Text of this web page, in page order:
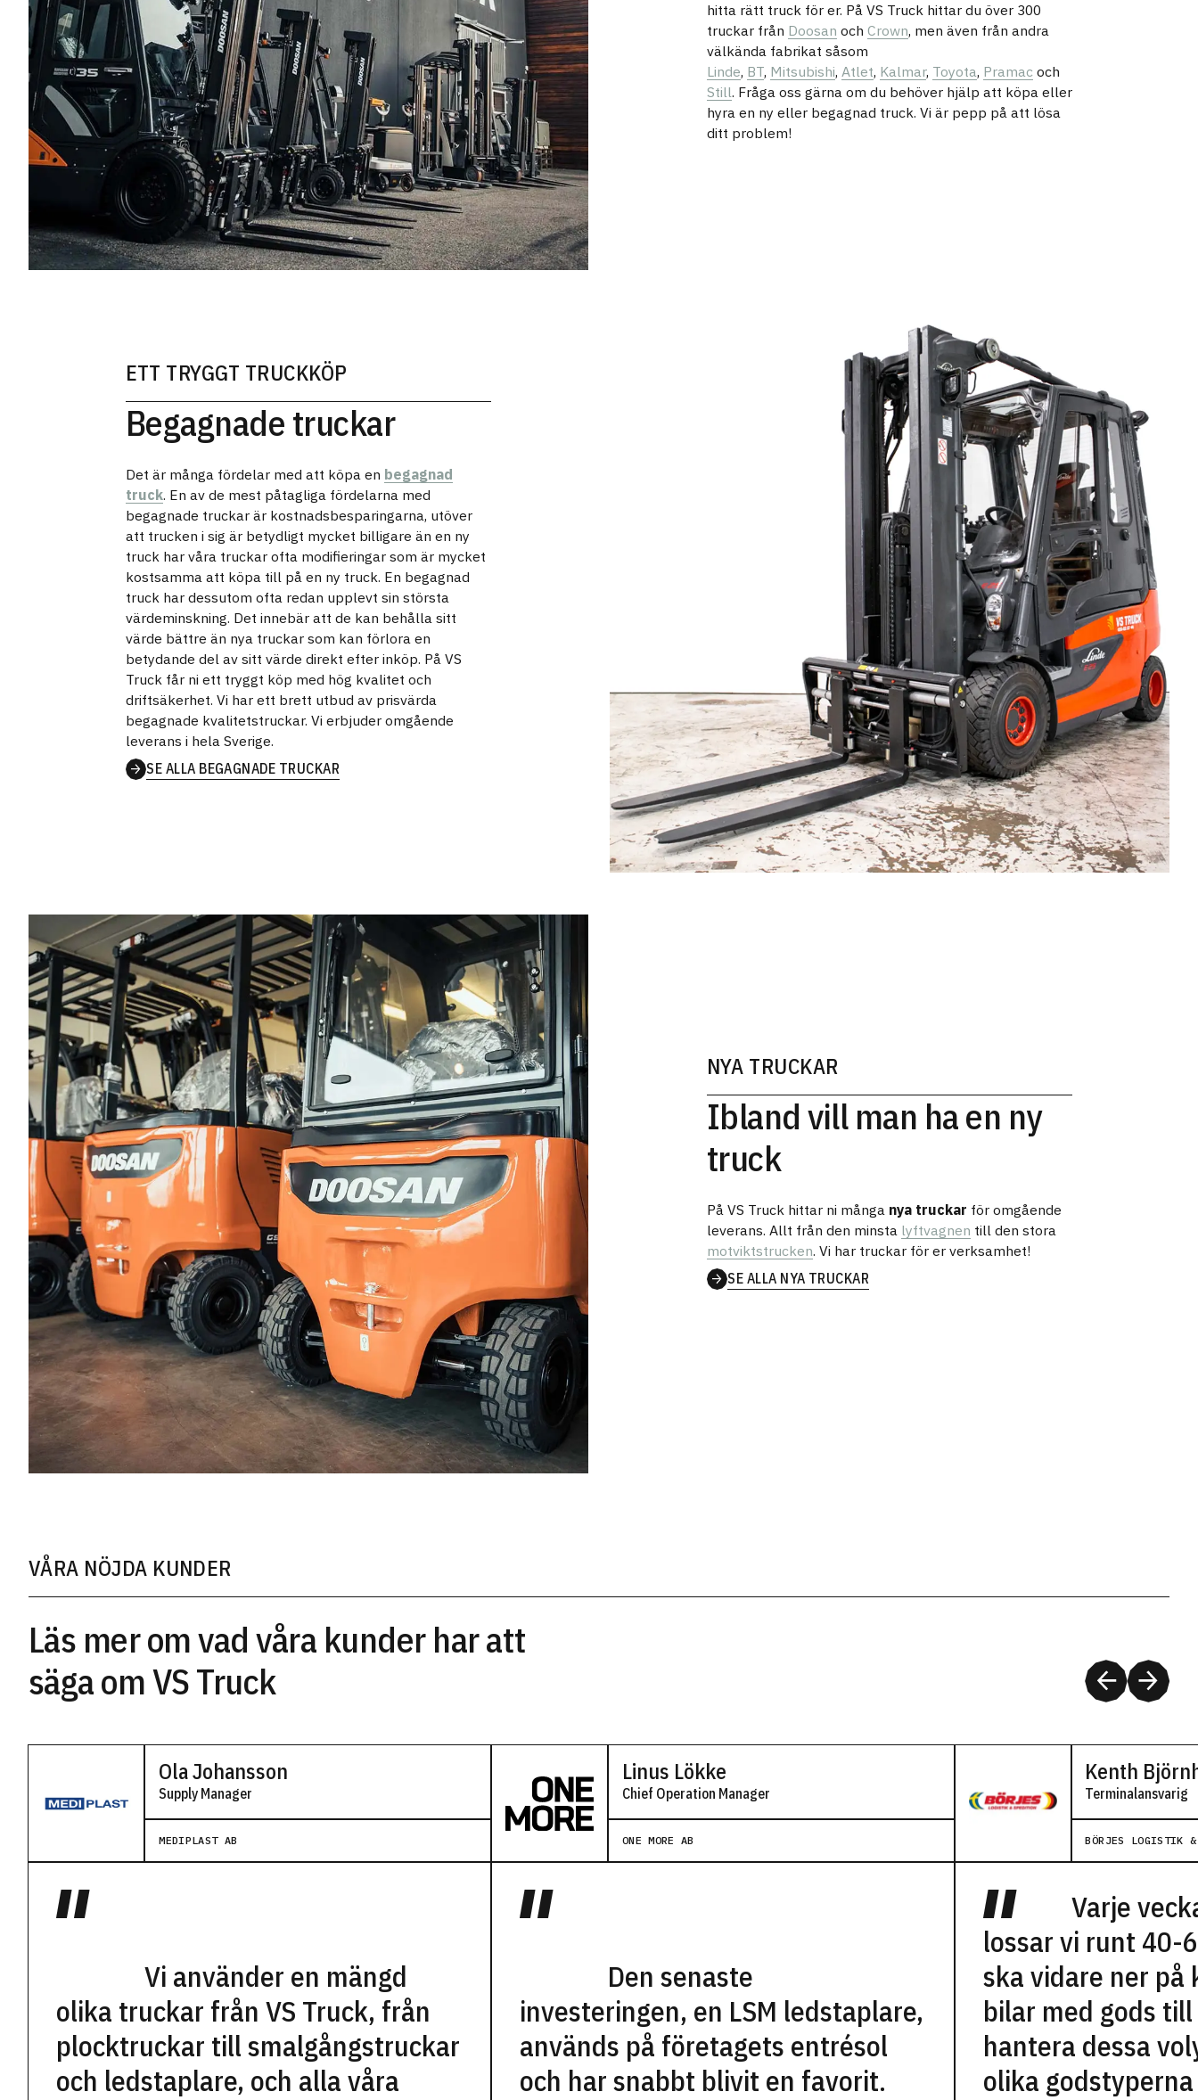
hitta rätt truck för er. På VS Truck hittar du över 300
truckar från Doosan och Crown, men även från andra
välkända fabrikat såsom
Linde, BT, Mitsubishi, Atlet, Kalmar, Toyota, Pramacoch
Still. Fråga oss gärna om du behöver hjälp att köpa eller
hyra en ny eller begagnad truck. Vi är pepp på att lösa
ditt problem!
ETT TRYGGT TRUCKKÖP
Begagnade truckar
Det är många fördelar med att köpa en begagnad
truck. En av de mest påtagliga fördelarna med
begagnade truckar är kostnadsbesparingarna, utöver
att trucken i sig är betydligt mycket billigare än en ny
truck har våra truckar ofta modifieringar som är mycket
kostsamma att köpa till på en ny truck. En begagnad
truck har dessutom ofta redan upplevt sin största
värdeminskning. Det innebär att de kan behålla sitt
värde bättre än nya truckar som kan förlora en
betydande del av sitt värde direkt efter inköp. På VS
Truck får ni ett tryggt köp med hög kvalitet och
driftsäkerhet. Vi har ett brett utbud av prisvärda
begagnade kvalitetstruckar. Vi erbjuder omgående
leverans i hela Sverige.
SE ALLA BEGAGNADE TRUCKAR
NYA TRUCKAR
Ibland vill man ha en ny
truck
På VS Truck hittar ni många nya truckar för omgående
leverans. Allt från den minsta lyftvagnen till den stora
motviktstrucken. Vi har truckar för er verksamhet!
SE ALLA NYA TRUCKAR
VÅRA NÖJDA KUNDER
Ola Johansson
Supply Manager
MEDIPLAST AB
Vi använder en mängd
olika truckar från VS Truck, från
plocktruckar till smalgångstruckar
och ledstaplare, och alla våra
Linus Lökke
Chief Operation Manager
ONE MORE AB
Den senaste
investeringen, en LSM ledstaplare,
används på företagets entrésol
och har snabbt blivit en favorit.
Kenth
Terminalansvarig
BÖRJES LOGISTIK
Varje
lossar vi runt 40-
ska vidare ner
bilar med gods
hantera dessa
olika
Läs mer om vad våra kunder har att
säga om VS Truck